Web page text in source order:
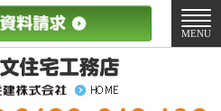
メ
ニ
MENU